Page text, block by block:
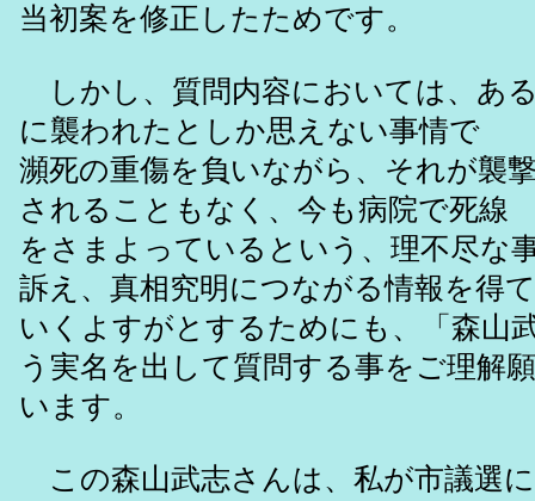
当初案を修正したためです。
しかし、質問内容においては、あ
に襲われたとしか思えない事情で
瀕死の重傷を負いながら、それが襲
されることもなく、今も病院で死線
をさまよっているという、理不尽な
訴え、真相究明につながる情報を得て
いくよすがとするためにも、「森山
う実名を出して質問する事をご理解願
います。
この森山武志さんは、私が市議選